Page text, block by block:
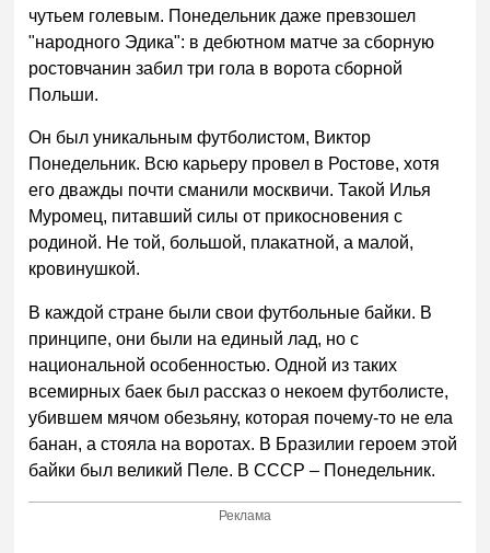
чутьем голевым. Понедельник даже превзошел
"народного Эдика": в дебютном матче за сборную
ростовчанин забил три гола в ворота сборной
Польши.
Он был уникальным футболистом, Виктор
Понедельник. Всю карьеру провел в Ростове, хотя
его дважды почти сманили москвичи. Такой Илья
Муромец, питавший силы от прикосновения с
родиной. Не той, большой, плакатной, а малой,
кровинушкой.
В каждой стране были свои футбольные байки. В
принципе, они были на единый лад, но с
национальной особенностью. Одной из таких
всемирных баек был рассказ о некоем футболисте,
убившем мячом обезьяну, которая почему-то не ела
банан, а стояла на воротах. В Бразилии героем этой
байки был великий Пеле. В СССР – Понедельник.
Реклама